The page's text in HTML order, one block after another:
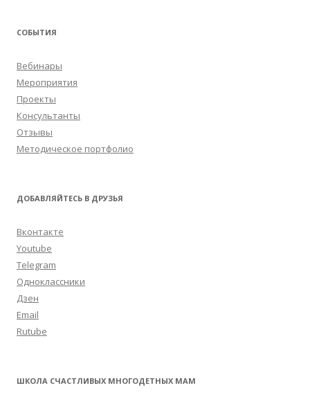
СОБЫТИЯ
Вебинары
Мероприятия
Проекты
Консультанты
Отзывы
Методическое портфолио
ДОБАВЛЯЙТЕСЬ В ДРУЗЬЯ
Вконтакте
Youtube
Telegram
Одноклассники
Дзен
Email
Rutube
ШКОЛА СЧАСТЛИВЫХ МНОГОДЕТНЫХ МАМ